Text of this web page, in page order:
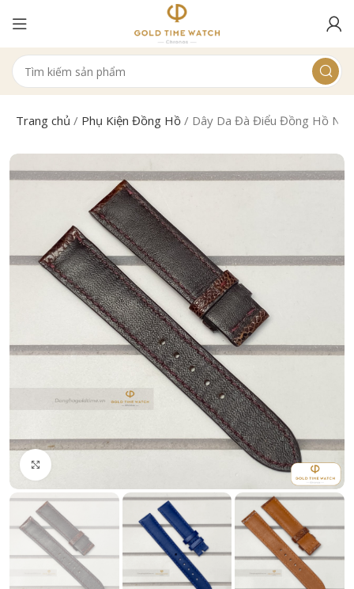
Trang chủ / Phụ Kiện Đồng Hồ / Dây Da Đà Điểu Đồng Hồ